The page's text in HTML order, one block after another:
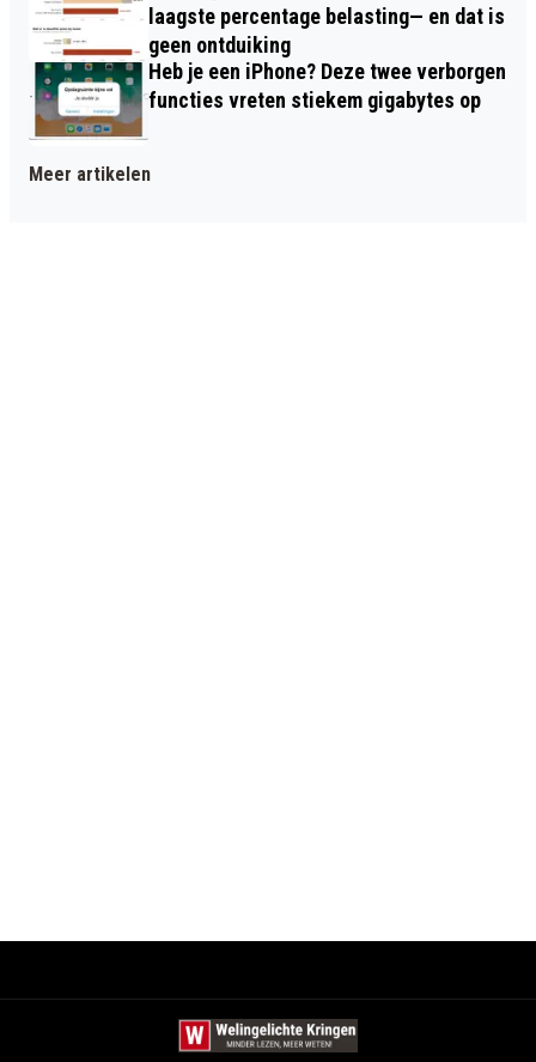
laagste percentage belasting— en dat is
geen ontduiking
Heb je een iPhone? Deze twee verborgen
functies vreten stiekem gigabytes op
Meer artikelen